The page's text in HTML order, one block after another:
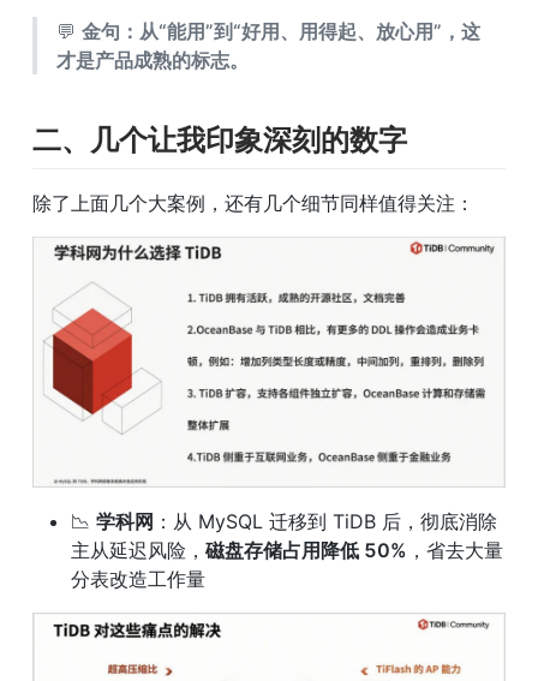
💬 金句：从“能用”到“好用、用得起、放心用”，这
才是产品成熟的标志。
二、几个让我印象深刻的数字
除了上面几个大案例，还有几个细节同样值得关注：
📉 学科网 ：从 MySQL 迁移到 TiDB 后，彻底消除
主从延迟风险， 磁盘存储占用降低 50% ，省去大量
分表改造工作量